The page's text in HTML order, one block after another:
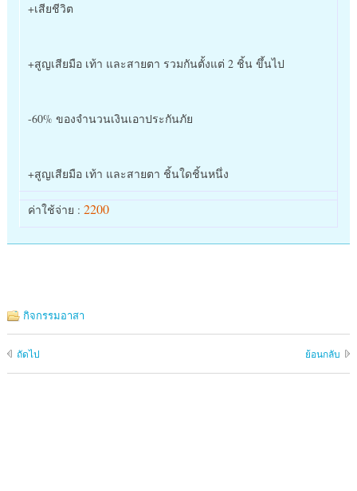
+เสียชีวิต
+สูญเสียมือ เท้า และสายตา รวมกันตั้งแต่ 2 ชิ้น ขึ้นไป
-60% ของจำนวนเงินเอาประกันภัย
+สูญเสียมือ เท้า และสายตา ชิ้นใดชิ้นหนึ่ง
ค่าใช้จ่าย : 2200
กิจกรรมอาสา
ถัดไป ย้อนกลับ